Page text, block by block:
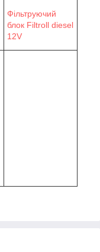
Фільтруючий
блок Filtroll diesel
12V